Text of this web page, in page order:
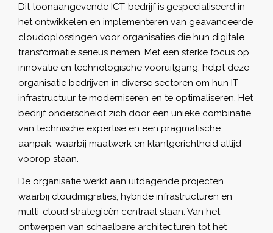
Dit toonaangevende ICT-bedrijf is gespecialiseerd in
het ontwikkelen en implementeren van geavanceerde
cloudoplossingen voor organisaties die hun digitale
transformatie serieus nemen. Met een sterke focus op
innovatie en technologische vooruitgang, helpt deze
organisatie bedrijven in diverse sectoren om hun IT-
infrastructuur te moderniseren en te optimaliseren. Het
bedrijf onderscheidt zich door een unieke combinatie
van technische expertise en een pragmatische
aanpak, waarbij maatwerk en klantgerichtheid altijd
voorop staan.
De organisatie werkt aan uitdagende projecten
waarbij cloudmigraties, hybride infrastructuren en
multi-cloud strategieën centraal staan. Van het
ontwerpen van schaalbare architecturen tot het